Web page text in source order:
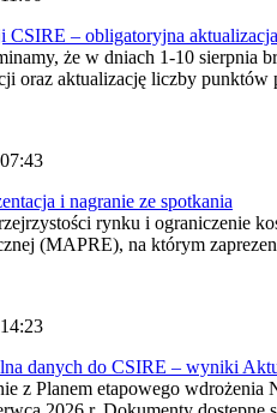
CSIRE – obligatoryjna
że w dniach 1-10 sierpnia
oraz aktualizację liczby
i nagranie ze spotkania
rynku i ograniczenie
(MAPRE), na którym
danych do CSIRE – wyniki
z Planem etapowego